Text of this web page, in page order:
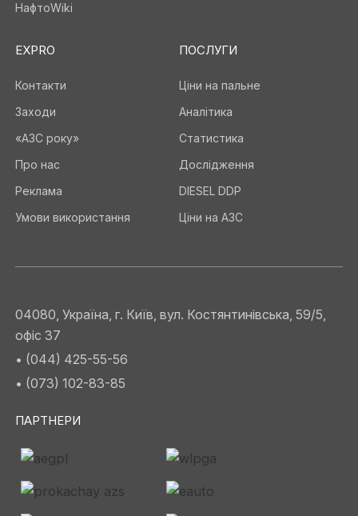
НафтоWiki
EXPRO
Контакти
Заходи
«АЗС року»
Про нас
Реклама
Умови використання
ПОСЛУГИ
Ціни на пальне
Аналітика
Статистика
Дослідження
DIESEL DDP
Ціни на АЗС
04080, Україна, г. Київ, вул. Костянтинівська, 59/5,
офіс 37
• (044) 425-55-56
• (073) 102-83-85
ПАРТНЕРИ